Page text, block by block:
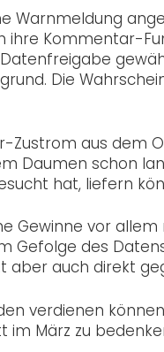
Warnmeldung
ihre Kommentar-
Die
Zustrom aus dem
Daumen schon
hat, liefern
Gewinne vor allem
Gefolge des
aber auch direkt
verdienen
März zu